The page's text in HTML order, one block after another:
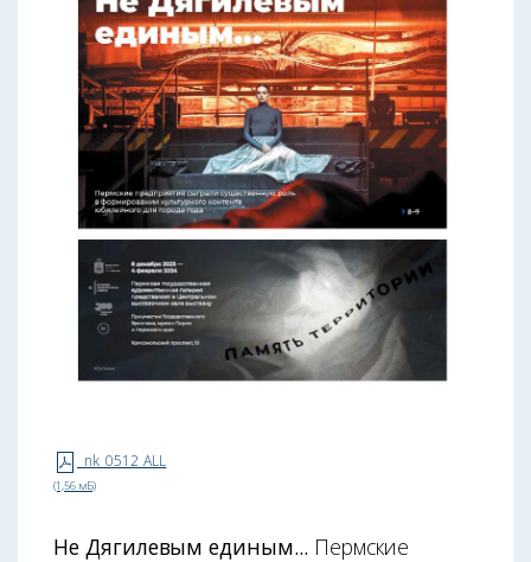
nk_0512_ALL
(1,56 мБ)
Не Дягилевым единым... Пермские